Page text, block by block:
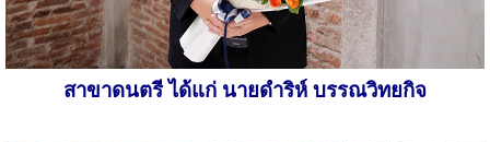
สาขาดนตรี ได้แก่ นายดำริห์ บรรณวิทยกิจ